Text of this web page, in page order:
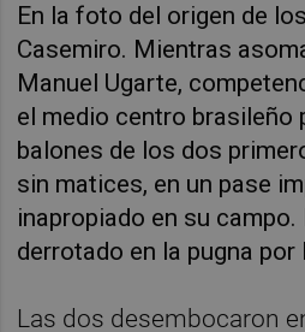
En la foto del origen de
Casemiro. Mientras
Manuel Ugarte,
el medio centro brasileño
balones de los dos
sin matices, en un pase
inapropiado en su campo.
derrotado en la pugna por
Las dos desembocaron